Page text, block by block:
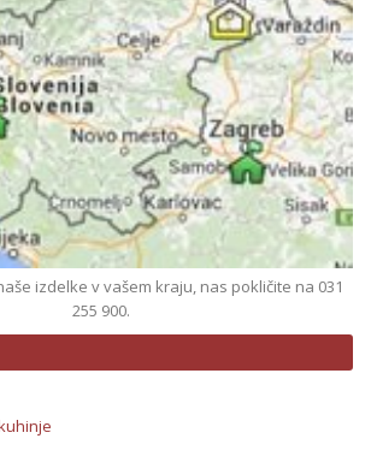
izdelke v vašem kraju, nas pokličite na 031
255 900.